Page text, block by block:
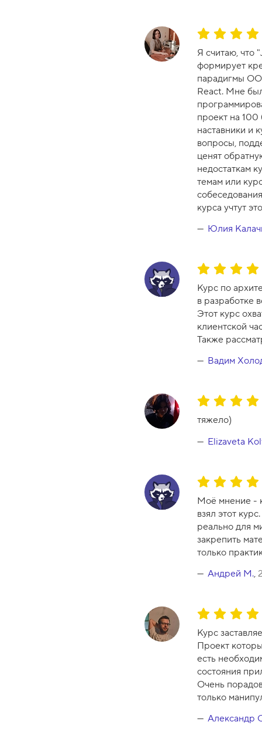
О
е
н
к
а
к
у
р
с
а
-
1
0
Я считаю, что
формирует
парадигмы
React. Мне
проект на 100
наставники и
вопросы,
ценят
недостаткам
темам или
курса учтут
Юлия
О
е
н
к
а
к
у
а
-
1
Курс по
в разработке
Этот курс
клиентской
Также
Вадим
О
е
н
к
у
р
с
а
-
9
тяжело)
Elizaveta
О
е
н
к
а
к
у
а
-
1
0
Моё мнение -
взял этот
реально для
закрепить
только
Андрей М.,
О
е
н
к
а
к
у
р
Курс
Проект
есть
состояния
Очень
только
Александр